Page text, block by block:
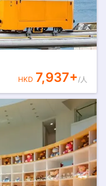
HKD 7,937+/人